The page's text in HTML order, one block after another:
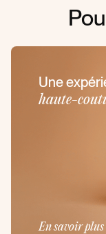
Une
haute-
En savoir plus